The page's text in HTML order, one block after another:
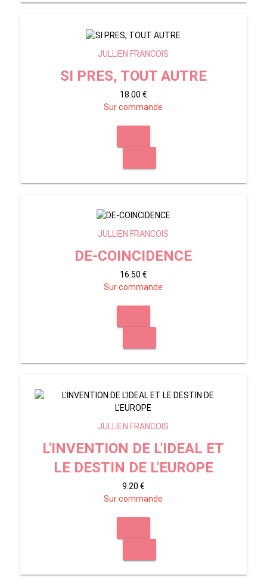
JULLIEN FRANCOIS
SI PRES, TOUT AUTRE
18.00 €
Sur commande
JULLIEN FRANCOIS
DE-COINCIDENCE
16.50 €
Sur commande
JULLIEN FRANCOIS
L'INVENTION DE L'IDEAL ET
LE DESTIN DE L'EUROPE
9.20 €
Sur commande